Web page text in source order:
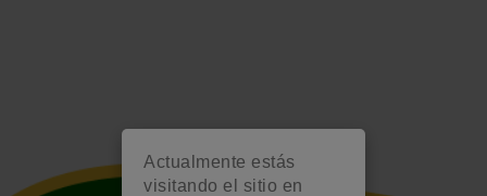
Actualmente estás
visitando el sitio en